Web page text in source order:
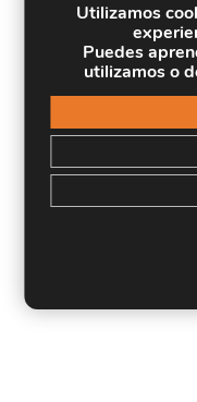
Utilizamos
Puedes
utilizamos o